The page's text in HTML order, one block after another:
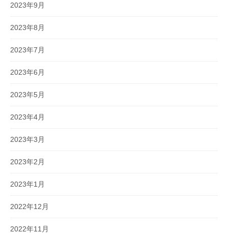
2023年9月
2023年8月
2023年7月
2023年6月
2023年5月
2023年4月
2023年3月
2023年2月
2023年1月
2022年12月
2022年11月